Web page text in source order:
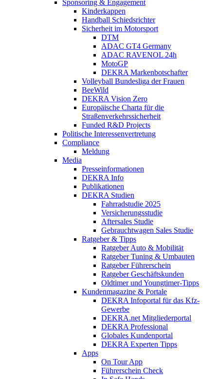
Sponsoring & Engagement
Kinderkappen
Handball Schiedsrichter
Sicherheit im Motorsport
DTM
ADAC GT4 Germany
ADAC RAVENOL 24h
MotoGP
DEKRA Markenbotschafter
Volleyball Bundesliga der Frauen
BeeWild
DEKRA Vision Zero
Europäische Charta für die
Straßenverkehrssicherheit
Funded R&D Projects
Politische Interessenvertretung
Compliance
Meldung
Media
Presseinformationen
DEKRA Info
Publikationen
DEKRA Studien
Fahrradstudie 2025
Versicherungsstudie
Aftersales Studie
Gebrauchtwagen Sales Studie
Ratgeber & Tipps
Ratgeber Auto & Mobilität
Ratgeber Tuning & Umbauten
Ratgeber Führerschein
Ratgeber Geschäftskunden
Oldtimer und Youngtimer-Tipps
Kundenmagazine & Portale
DEKRA Infoportal für das Kfz-
Gewerbe
DEKRA.net Mitgliederportal
DEKRA Professional
Globales Kundenportal
DEKRA Experten Tipps
Apps
On Tour App
Führerschein Check